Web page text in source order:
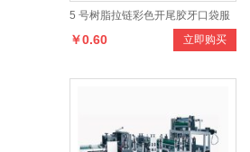
5 号树脂拉链彩色开尾胶牙口袋服
装棉服辅料条装开尾拉链立即购买
￥0.60